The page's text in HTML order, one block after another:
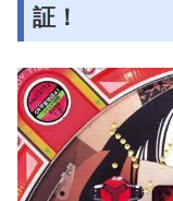
証！